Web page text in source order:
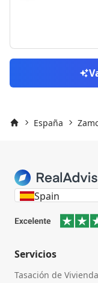
España
Spain
Servicios
Tasación de